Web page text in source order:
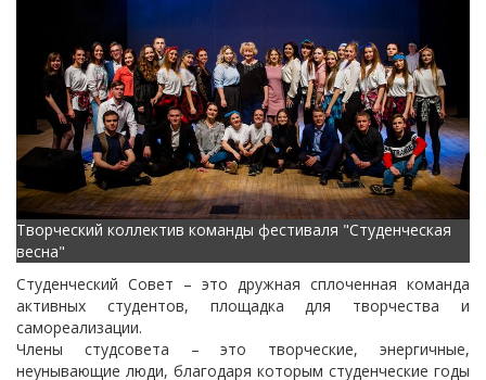
Творческий коллектив команды фестиваля "Студенческая
весна"
Студенческий Совет – это дружная сплоченная команда
активных студентов, площадка для творчества и
самореализации.
Члены студсовета – это творческие, энергичные,
неунывающие люди, благодаря которым студенческие годы